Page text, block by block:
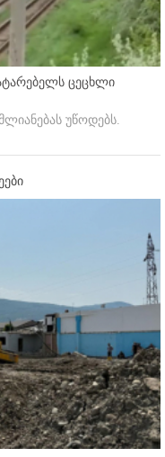
ცეცხლი
უწოდებს.